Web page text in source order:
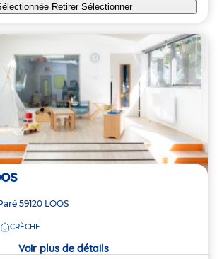
Retirer Sélectionner
59120 LOOS
CRÈCHE
Voir plus de détails